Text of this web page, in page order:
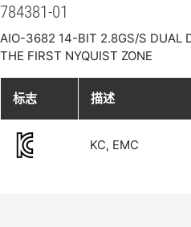
784381-01
AIO-3682 14-BIT 2.8GS/S DUAL
THE FIRST NYQUIST ZONE
标志 描述
KC, EMC